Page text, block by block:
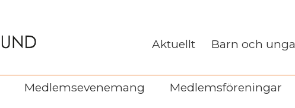
Aktuellt Barn och unga
Medlemsevenemang Medlemsföreningar